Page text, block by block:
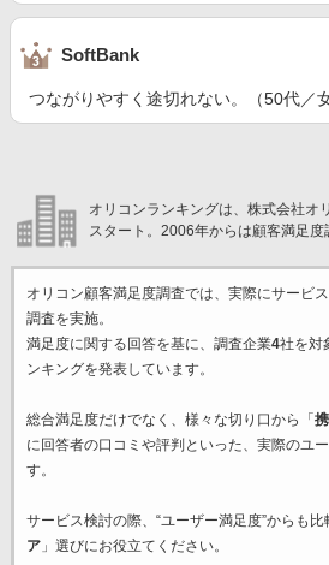
SoftBank
つながりやすく途切れない。（50代／女
オリコンランキングは、株式会社オ
スタート。2006年からは顧客満足度
オリコン顧客満足度調査では、実際にサービ
調査を実施。
満足度に関する回答を基に、調査企業4社を対
ンキングを発表しています。
総合満足度だけでなく、様々な切り口から「
に回答者の口コミや評判といった、実際のユ
す。
サービス検討の際、“ユーザー満足度”からも比
ア」選びにお役立てください。